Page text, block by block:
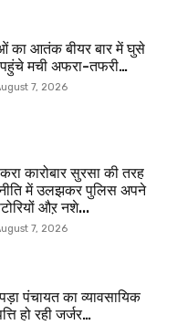
का आतंक बीयर बार में घुसे
मची अफरा-तफरी…
7, 2026
कारोबार सुरसा की तरह
में उलझकर पुलिस अपने
औऱ नशे...
7, 2026
पंचायत का व्यावसायिक
हो रही जर्जर…